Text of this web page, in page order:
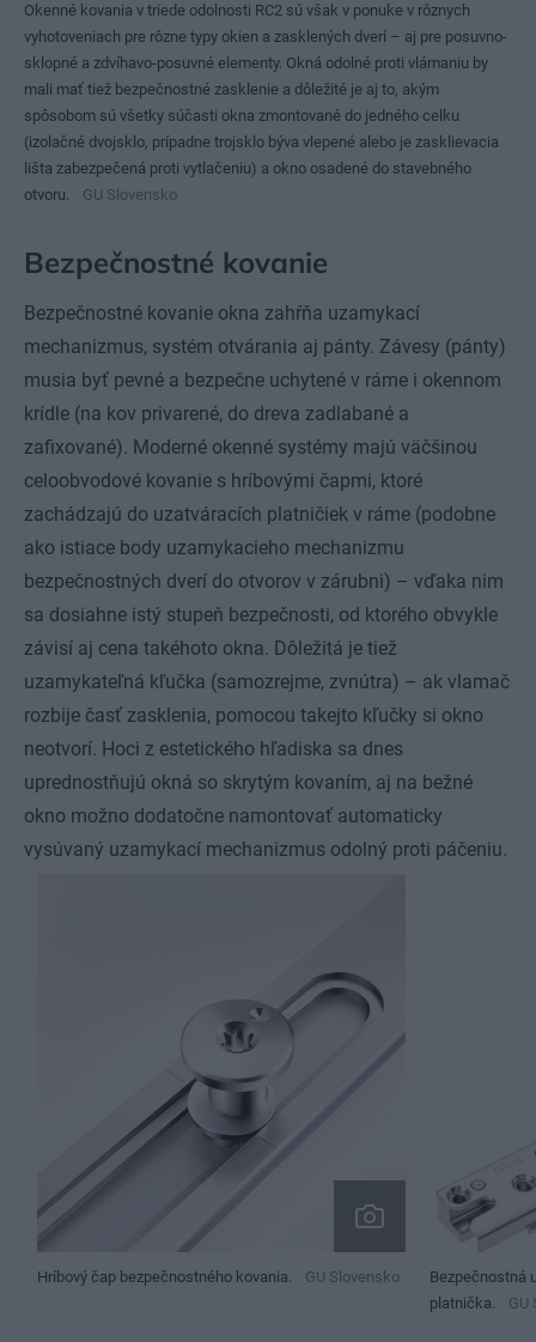
Okenné kovania v triede odolnosti RC2 sú však v ponuke v rôznych
vyhotoveniach pre rôzne typy okien a zasklených dverí – aj pre posuvno-
sklopné a zdvíhavo-posuvné elementy. Okná odolné proti vlámaniu by
mali mať tiež bezpečnostné zasklenie a dôležité je aj to, akým
spôsobom sú všetky súčasti okna zmontované do jedného celku
(izolačné dvojsklo, prípadne trojsklo býva vlepené alebo je zasklievacia
lišta zabezpečená proti vytlačeniu) a okno osadené do stavebného
otvoru.
GU Slovensko
Bezpečnostné kovanie
Bezpečnostné kovanie okna zahŕňa uzamykací
mechanizmus, systém otvárania aj pánty. Závesy (pánty)
musia byť pevné a bezpečne uchytené v ráme i okennom
krídle (na kov privarené, do dreva zadlabané a
zafixované). Moderné okenné systémy majú väčšinou
celoobvodové kovanie s hríbovými čapmi, ktoré
zachádzajú do uzatváracích platničiek v ráme (podobne
ako istiace body uzamykacieho mechanizmu
bezpečnostných dverí do otvorov v zárubni) – vďaka nim
sa dosiahne istý stupeň bezpečnosti, od ktorého obvykle
závisí aj cena takéhoto okna. Dôležitá je tiež
uzamykateľná kľučka (samozrejme, zvnútra) – ak vlamač
rozbije časť zasklenia, pomocou takejto kľučky si okno
neotvorí. Hoci z estetického hľadiska sa dnes
uprednostňujú okná so skrytým kovaním, aj na bežné
okno možno dodatočne namontovať automaticky
vysúvaný uzamykací mechanizmus odolný proti páčeniu.
Hríbový čap bezpečnostného kovania. GU Slovensko
Bezpečnostná
platnička.
GU